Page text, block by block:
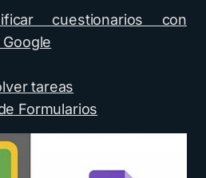
cuestionarios con
tareas
Formularios